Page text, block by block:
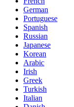
German
Portuguese
Spanish
Russian
Japanese
Korean
Arabic
Irish
Greek
Turkish
Italian